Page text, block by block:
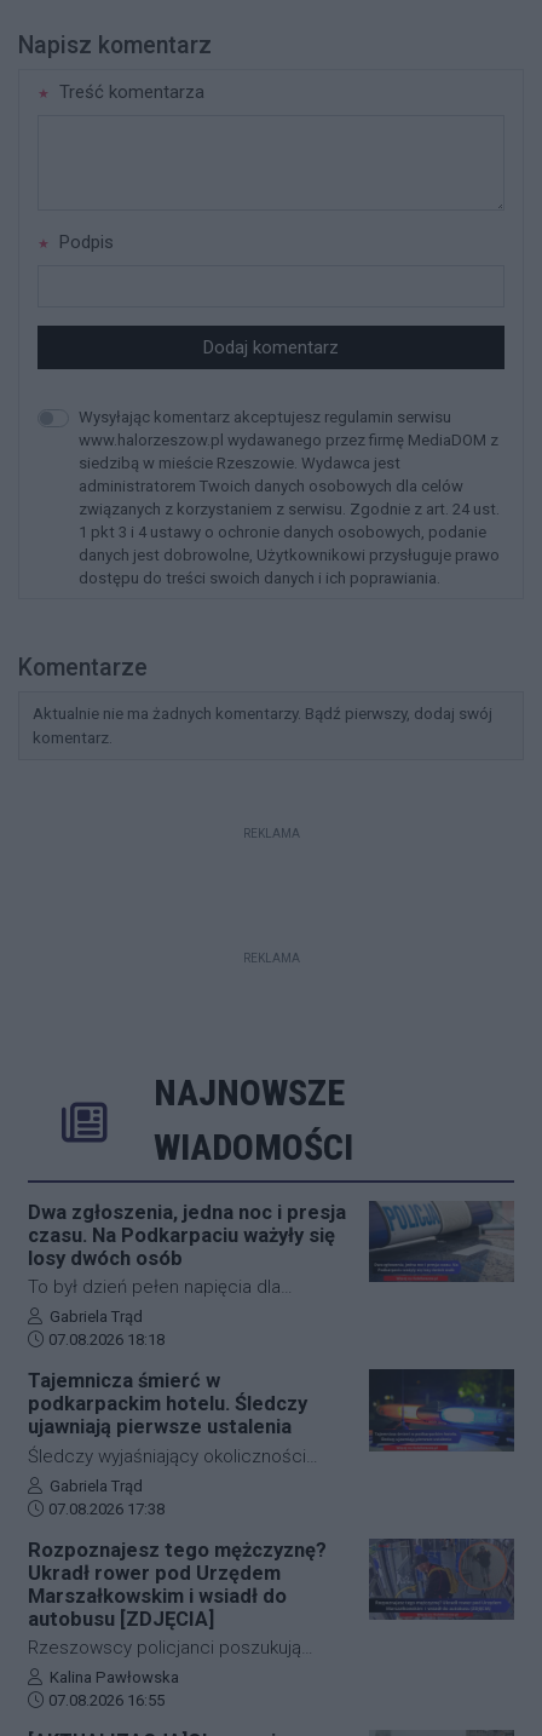
Napisz komentarz
Treść komentarza
Podpis
Dodaj komentarz
Wysyłając komentarz akceptujesz regulamin serwisu
www.halorzeszow.pl wydawanego przez firmę MediaDOM z
siedzibą w mieście Rzeszowie. Wydawca jest
administratorem Twoich danych osobowych dla celów
związanych z korzystaniem z serwisu. Zgodnie z art. 24 ust.
1 pkt 3 i 4 ustawy o ochronie danych osobowych, podanie
danych jest dobrowolne, Użytkownikowi przysługuje prawo
dostępu do treści swoich danych i ich poprawiania.
Komentarze
Aktualnie nie ma żadnych komentarzy. Bądź pierwszy, dodaj swój
komentarz.
REKLAMA
REKLAMA
NAJNOWSZE
WIADOMOŚCI
Dwa zgłoszenia, jedna noc i presja
czasu. Na Podkarpaciu ważyły się
losy dwóch osób
To był dzień pełen napięcia dla
funkcjonariuszy z powiatu niżańskiego.
W ciągu zaledwie kilkunastu godzin
służby ratunkowe musiały
przeprowadzić dwie niezależne,
intensywne akcje poszukiwawcze. W
obu przypadkach chodziło o ludzkie
życie, a kluczową rolę odegrał czas.
Dzięki błyskawicznej mobilizacji policji,
nowoczesnej technologii, obie historie
zakończyły się szczęśliwie.
Autor artykułu:
Gabriela Trąd
Data dodania artykułu:
07.08.2026 18:18
Tajemnicza śmierć w
podkarpackim hotelu. Śledczy
ujawniają pierwsze ustalenia
Śledczy wyjaśniający okoliczności
tragicznego zdarzenia na terenie
jednego z sanockich hoteli dysponują
sądowych. Z przeprowadzonej sekcji
zwłok 37-letniego mężczyzny wynika,
że na tym etapie postępowania nic nie
wskazuje na udział osób trzecich.
Autor artykułu:
Gabriela Trąd
Data dodania artykułu:
07.08.2026 17:38
Rozpoznajesz tego mężczyznę?
Ukradł rower pod Urzędem
Marszałkowskim i wsiadł do
autobusu [ZDJĘCIA]
Rzeszowscy policjanci poszukują
sprawcy kradzieży roweru marki Kross
o wartości około 1500 złotych. Do
zdarzenia doszło w ścisłym centrum
Autor artykułu:
Kalina Pawłowska
Data dodania artykułu:
07.08.2026 16:55